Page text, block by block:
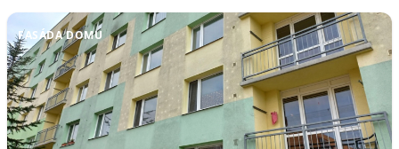
FASÁDA DOMU